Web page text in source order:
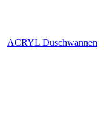
ACRYL Duschwannen